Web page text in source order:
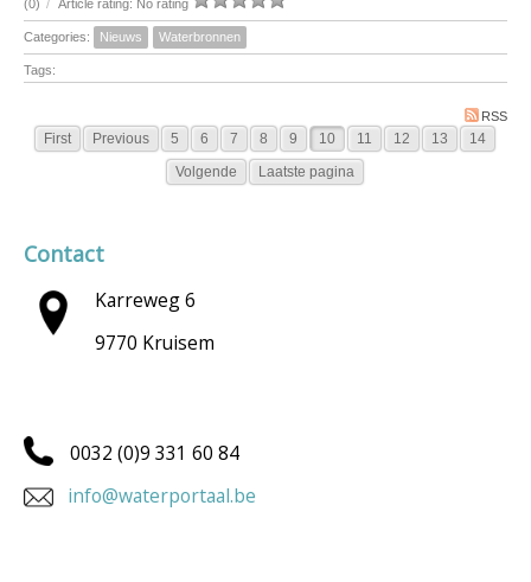
(0) / Article rating: No rating
Categories: Nieuws Waterbronnen
Tags:
RSS
First Previous 5 6 7 8 9 10 11 12 13
14
Volgende
Laatste pagina
Contact
Karreweg 6
9770 Kruisem
0032 (0)9 331 60 84
info@waterportaal.be